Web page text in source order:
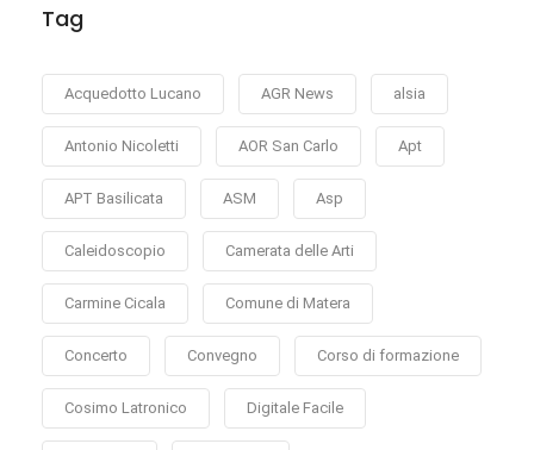
Tag
Acquedotto Lucano AGR News alsia
Antonio Nicoletti AOR San Carlo Apt
APT Basilicata ASM Asp
Caleidoscopio Camerata delle Arti
Carmine Cicala Comune di Matera
Concerto Convegno Corso di formazione
Cosimo Latronico Digitale Facile